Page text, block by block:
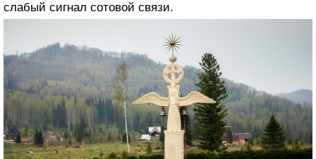
слабый сигнал сотовой связи.